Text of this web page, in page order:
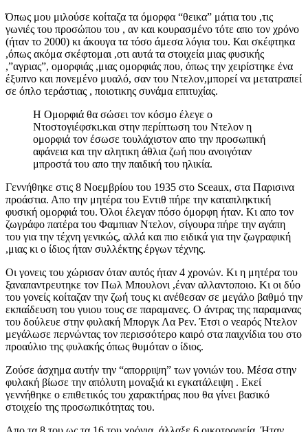
Όπως μου μιλούσε κοίταζα τα όμορφα “θεικα” μάτια του ,τις
γωνιές του προσώπου του , αν και κουρασμένο τότε απο τον χρόνο
(ήταν το 2000) κι άκουγα τα τόσο άμεσα λόγια του. Και σκέφτηκα
,όπως ακόμα σκέφτομαι ,οτι αυτά τα στοιχεία μιας φυσικής
,”αγριας”, ομορφιάς ,μιας ομορφιάς που, όπως την χειρίστηκε ένα
έξυπνο και πονεμένο μυαλό, σαν του Ντελον,μπορεί να μετατραπεί
σε όπλο τεράστιας , ποιοτικης συνάμα επιτυχίας.
Η Ομορφιά θα σώσει τον κόσμο έλεγε ο
Ντοστογιέφσκι.και στην περίπτωση του Ντελον η
ομορφιά τον έσωσε τουλάχιστον απο την προσωπική
αφάνεια και την αλητικη άθλια ζωή που ανοιγόταν
μπροστά του απο την παιδική του ηλικία.
Γεννήθηκε στις 8 Νοεμβρίου του 1935 στο Sceaux, στα Παρισινα
προάστια. Απο την μητέρα του Εντιθ πήρε την καταπληκτική
φυσική ομορφιά του. Όλοι έλεγαν πόσο όμορφη ήταν. Κι απο τον
ζωγράφο πατέρα του Φαμπιαν Ντελον, σίγουρα πήρε την αγάπη
του για την τέχνη γενικώς, αλλά και πιο ειδικά για την ζωγραφική
,μιας κι ο ίδιος ήταν συλλέκτης έργων τέχνης.
Οι γονεις του χώρισαν όταν αυτός ήταν 4 χρονών. Κι η μητέρα του
ξαναπαντρευτηκε τον Πωλ Μπουλονι ,έναν αλλαντοποιο. Κι οι δύο
του γονείς κοίταζαν την ζωή τους κι ανέθεσαν σε μεγάλο βαθμό την
εκπαίδευση του γυιου τους σε παραμανες. Ο άντρας της παραμανας
του δούλευε στην φυλακή Μποργκ Λα Ρεν. Έτσι ο νεαρός Ντελον
μεγάλωσε περνώντας τον περισσότερο καιρό στα παιχνίδια του στο
προαύλιο της φυλακής όπως θυμόταν ο ίδιος.
Ζούσε άσχημα αυτήν την “απορριψη” των γονιών του. Μέσα στην
φυλακή βίωσε την απόλυτη μοναξιά κι εγκατάλειψη . Εκεί
γεννήθηκε ο επιθετικός του χαρακτήρας που θα γίνει βασικό
στοιχείο της προσωπικότητας του.